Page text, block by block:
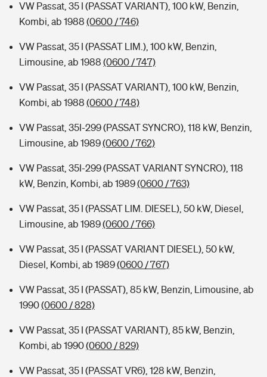
VW Passat, 35 I (PASSAT VARIANT), 100 kW, Benzin,
Kombi, ab 1988 (0600 / 746)
VW Passat, 35 I (PASSAT LIM.), 100 kW, Benzin,
Limousine, ab 1988 (0600 / 747)
VW Passat, 35 I (PASSAT VARIANT), 100 kW, Benzin,
Kombi, ab 1988 (0600 / 748)
VW Passat, 35I-299 (PASSAT SYNCRO), 118 kW, Benzin,
Limousine, ab 1989(0600 / 762)
VW Passat, 35I-299 (PASSAT VARIANT SYNCRO), 118
kW, Benzin, Kombi, ab 1989(0600 / 763)
VW Passat, 35 I (PASSAT LIM. DIESEL), 50 kW, Diesel,
Limousine, ab 1989(0600 / 766)
VW Passat, 35 I (PASSAT VARIANT DIESEL), 50 kW,
Diesel, Kombi, ab 1989(0600 / 767)
VW Passat, 35 I (PASSAT), 85 kW, Benzin, Limousine, ab
1990(0600 / 828)
VW Passat, 35 I (PASSAT VARIANT), 85 kW, Benzin,
Kombi, ab 1990(0600 / 829)
VW Passat, 35 I (PASSAT VR6), 128 kW, Benzin,